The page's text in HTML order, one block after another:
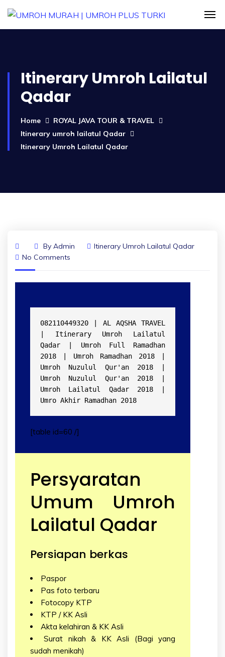
Itinerary Umroh Lailatul
Qadar
Home
ROYAL JAVA TOUR & TRAVEL
Itinerary umroh lailatul Qadar
Itinerary Umroh Lailatul Qadar
By Admin
Itinerary Umroh Lailatul Qadar
No Comments
082110449320 | AL AQSHA TRAVEL
| Itinerary Umroh Lailatul
Qadar | Umroh Full Ramadhan
2018 | Umroh Ramadhan 2018 |
Umroh Nuzulul Qur'an 2018 |
Umroh Nuzulul Qur'an 2018 |
Umroh Lailatul Qadar 2018 |
Umro Akhir Ramadhan 2018
[table id=60 /]
Persyaratan
Umum Umroh
Lailatul Qadar
Persiapan berkas
Paspor
Pas foto terbaru
Fotocopy KTP
KTP / KK Asli
Akta kelahiran & KK Asli
Surat nikah & KK Asli (Bagi yang
sudah menikah)